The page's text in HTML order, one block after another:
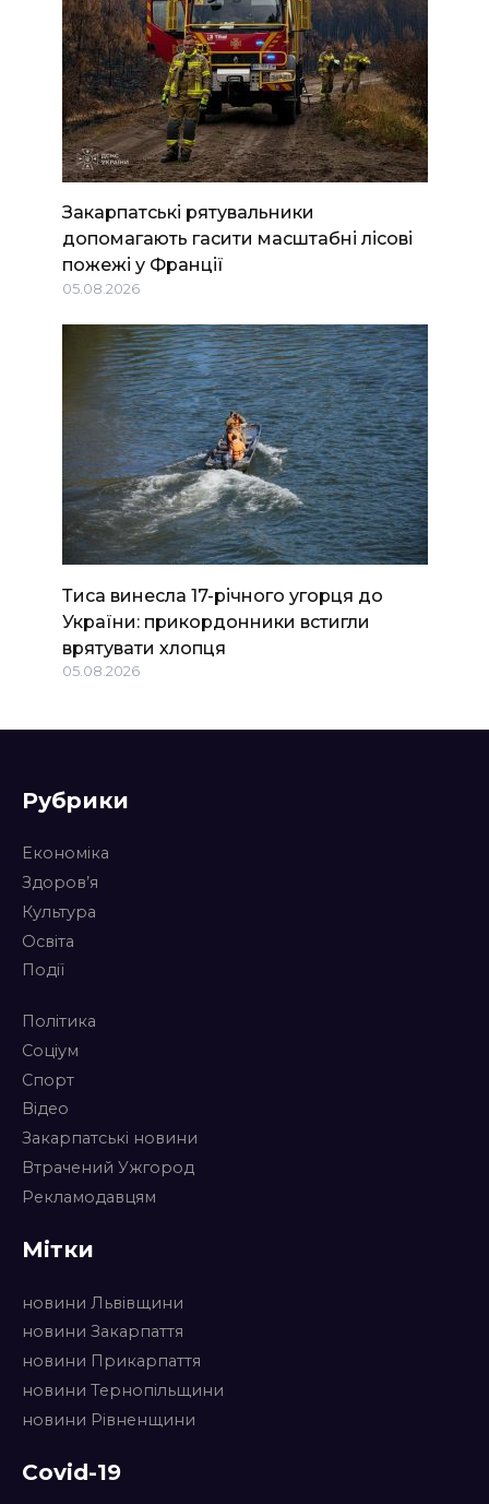
Закарпатські рятувальники
допомагають гасити масштабні лісові
пожежі у Франції
05.08.2026
Тиса винесла 17-річного угорця до
України: прикордонники встигли
врятувати хлопця
05.08.2026
Рубрики
Економіка
Здоров’я
Культура
Освіта
Події
Політика
Соціум
Спорт
Відео
Закарпатські новини
Втрачений Ужгород
Рекламодавцям
Мітки
новини Львівщини
новини Закарпаття
новини Прикарпаття
новини Тернопільщини
новини Рівненщини
Covid-19